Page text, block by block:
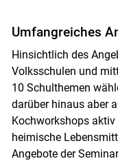
Umfangreiches
Hinsichtlich des
Volksschulen und
10 Schulthemen
darüber hinaus aber
Kochworkshops
heimische
Angebote der